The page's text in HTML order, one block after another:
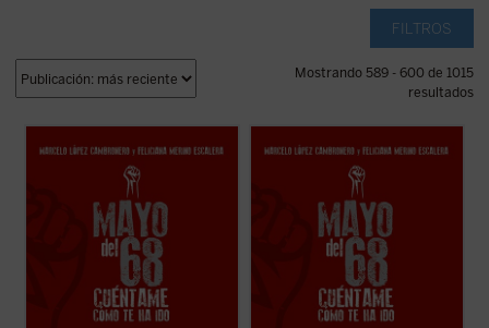
FILTROS
Mostrando 589 - 600 de 1015
resultados
de Mayo del 68, cuando las protestas de un
grupo de jóvenes estudiantes generaron
una onda expansiva de tales dimensiones
que transformó la historia de Occidente. Lo
sucedido en Mayo del 68 no puede ...
de Mayo del 68, cuando las protestas de un
grupo de jóvenes estudiantes generaron
una onda expansiva de tales dimensiones
que transformó la historia de Occidente. Lo
sucedido en Mayo del 68 no puede ...